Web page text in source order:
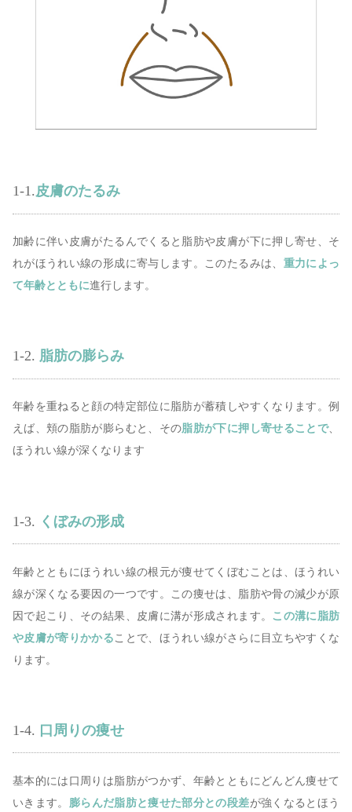
1-1.皮膚のたるみ
加齢に伴い皮膚がたるんでくると脂肪や皮膚が下に押し寄せ、そ
れがほうれい線の形成に寄与します。このたるみは、 重力によっ
て年齢とともに進行します。
1-2. 脂肪の膨らみ
年齢を重ねると顔の特定部位に脂肪が蓄積しやすくなります。例
えば、頬の脂肪が膨らむと、その脂肪が下に押し寄せることで、
ほうれい線が深くなります
1-3. くぼみの形成
年齢とともにほうれい線の根元が痩せてくぼむことは、ほうれい
線が深くなる要因の一つです。この痩せは、脂肪や骨の減少が原
因で起こり、その結果、皮膚に溝が形成されます。 この溝に脂肪
や皮膚が寄りかかる ことで、ほうれい線がさらに目立ちやすくな
ります。
1-4. 口周りの痩せ
基本的には口周りは脂肪がつかず、年齢とともにどんどん痩せて
いきます。
膨らんだ脂肪と痩せた部分との段差が強くなるとほう